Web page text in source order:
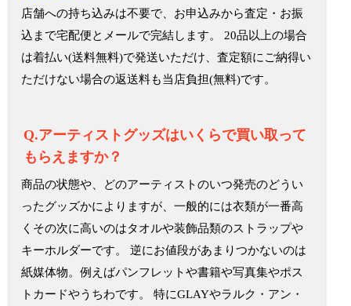
店舗への持ち込みは不要で、お申込みから査定・お振
込まで宅配便とメールで完結します。 20品以上の場合
は着払い(送料無料)で発送いただけ、査定額にご納得い
ただけない場合の返送料も当店負担(無料)です。
Q.アーティストグッズはいくらで買い取って
もらえますか？
商品の状態や、どのアーティストのいつ発売のどうい
ったグッズかによりますが、一般的には衣類が一番高
くその次に高いのはタオルや装飾品類のストラップや
キーホルダーです。 逆にお値段があまりつかないのは
紙媒体物。例えばパンフレットや書籍や写真集やポス
トカードやうちわです。 特にGLAYやラルク・アン・